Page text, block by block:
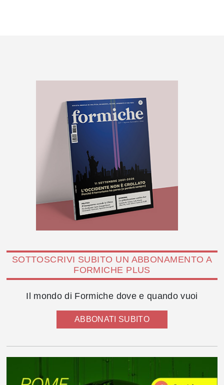
SOTTOSCRIVI SUBITO UN ABBONAMENTO A
FORMICHE PLUS
Il mondo di Formiche dove e quando vuoi
ABBONATI SUBITO